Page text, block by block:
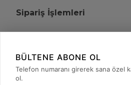
Sipariş İşlemleri
+90 (850) 473
BÜLTENE ABONE OL
Telefon numaranı girerek sana özel
ol.